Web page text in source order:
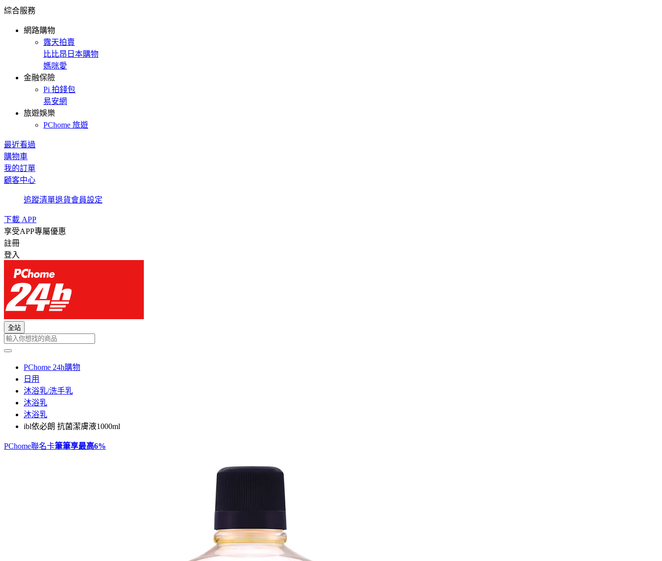
綜合服務
網路購物
露天拍賣
比比昂日本購物
媽咪愛
金融保險
Pi 拍錢包
易安網
旅遊娛樂
PChome 旅遊
最近看過
購物車
我的訂單
顧客中心
追蹤清單退貨會員設定
下載 APP
享受APP專屬優惠
註冊
登入
全站
PChome 24h購物
日用
沐浴乳/洗手乳
沐浴乳
沐浴乳
ibl依必朗 抗菌潔膚液1000ml
PChome聯名卡筆筆享最高6%